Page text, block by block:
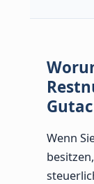
Wenn